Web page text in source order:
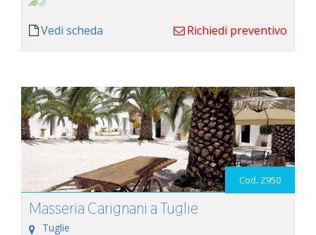
Vedi scheda Richiedi preventivo
Cod. Z950
Masseria Carignani a Tuglie
Tuglie